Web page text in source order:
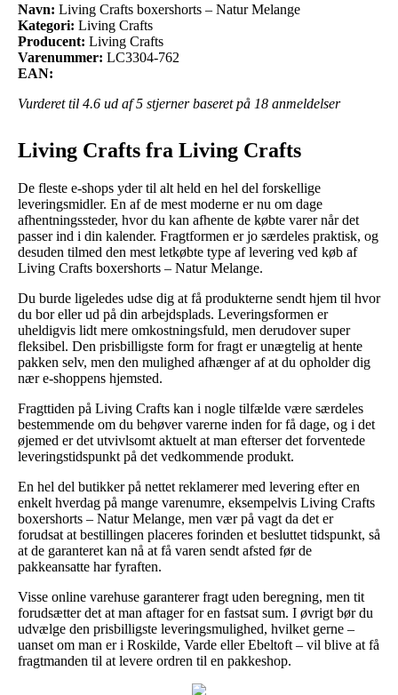
Navn: Living Crafts boxershorts – Natur Melange
Kategori: Living Crafts
Producent: Living Crafts
Varenummer: LC3304-762
EAN:
Vurderet til 4.6 ud af 5 stjerner baseret på 18 anmeldelser
Living Crafts fra Living Crafts
De fleste e-shops yder til alt held en hel del forskellige
leveringsmidler. En af de mest moderne er nu om dage
afhentningssteder, hvor du kan afhente de købte varer når det
passer ind i din kalender. Fragtformen er jo særdeles praktisk, og
desuden tilmed den mest letkøbte type af levering ved køb af
Living Crafts boxershorts – Natur Melange.
Du burde ligeledes udse dig at få produkterne sendt hjem til hvor
du bor eller ud på din arbejdsplads. Leveringsformen er
uheldigvis lidt mere omkostningsfuld, men derudover super
fleksibel. Den prisbilligste form for fragt er unægtelig at hente
pakken selv, men den mulighed afhænger af at du opholder dig
nær e-shoppens hjemsted.
Fragttiden på Living Crafts kan i nogle tilfælde være særdeles
bestemmende om du behøver varerne inden for få dage, og i det
øjemed er det utvivlsomt aktuelt at man efterser det forventede
leveringstidspunkt på det vedkommende produkt.
En hel del butikker på nettet reklamerer med levering efter en
enkelt hverdag på mange varenumre, eksempelvis Living Crafts
boxershorts – Natur Melange, men vær på vagt da det er
forudsat at bestillingen placeres forinden et besluttet tidspunkt, så
at de garanteret kan nå at få varen sendt afsted før de
pakkeansatte har fyraften.
Visse online varehuse garanterer fragt uden beregning, men tit
forudsætter det at man aftager for en fastsat sum. I øvrigt bør du
udvælge den prisbilligste leveringsmulighed, hvilket gerne –
uanset om man er i Roskilde, Varde eller Ebeltoft – vil blive at få
fragtmanden til at levere ordren til en pakkeshop.